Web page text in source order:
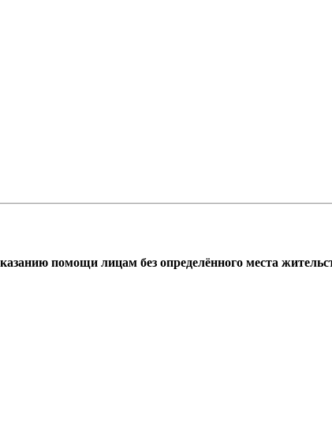
помощи лицам без определённого места